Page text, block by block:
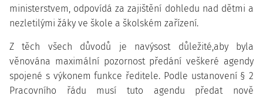
ministerstvem, odpovídá za zajištění dohledu nad dětmi a
nezletilými žáky ve škole a školském zařízení.
Z těch všech důvodů je navýsost důležité,aby byla
věnována maximální pozornost předání veškeré agendy
spojené s výkonem funkce ředitele. Podle ustanovení § 2
Pracovního řádu musí tuto agendu předat nově